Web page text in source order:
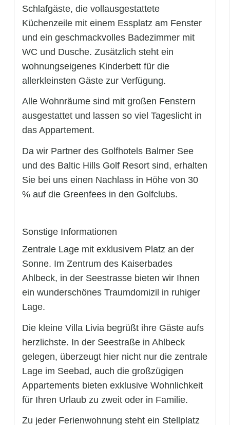
Schlafgäste, die vollausgestattete
Küchenzeile mit einem Essplatz am Fenster
und ein geschmackvolles Badezimmer mit
WC und Dusche. Zusätzlich steht ein
wohnungseigenes Kinderbett für die
allerkleinsten Gäste zur Verfügung.
Alle Wohnräume sind mit großen Fenstern
ausgestattet und lassen so viel Tageslicht in
das Appartement.
Da wir Partner des Golfhotels Balmer See
und des Baltic Hills Golf Resort sind, erhalten
Sie bei uns einen Nachlass in Höhe von 30
% auf die Greenfees in den Golfclubs.
Sonstige Informationen
Zentrale Lage mit exklusivem Platz an der
Sonne. Im Zentrum des Kaiserbades
Ahlbeck, in der Seestrasse bieten wir Ihnen
ein wunderschönes Traumdomizil in ruhiger
Lage.
Die kleine Villa Livia begrüßt ihre Gäste aufs
herzlichste. In der Seestraße in Ahlbeck
gelegen, überzeugt hier nicht nur die zentrale
Lage im Seebad, auch die großzügigen
Appartements bieten exklusive Wohnlichkeit
für Ihren Urlaub zu zweit oder in Familie.
Zu jeder Ferienwohnung steht ein Stellplatz